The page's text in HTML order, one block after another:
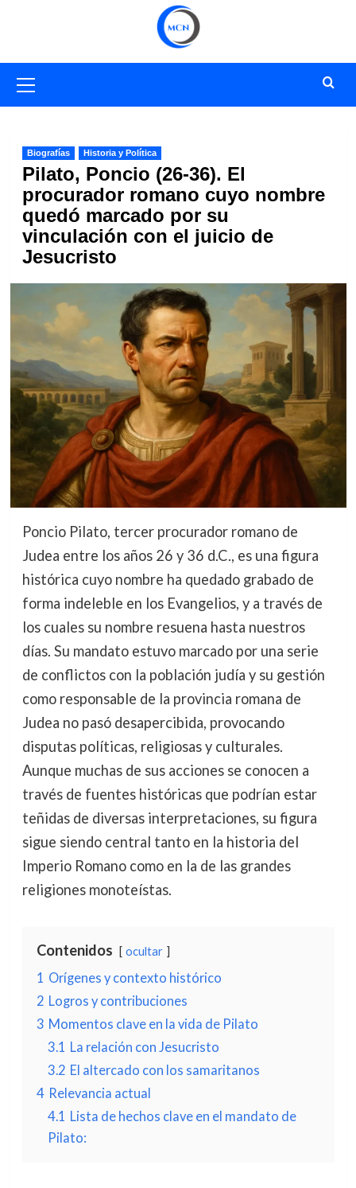
primario
Biografías Historia y Política
Pilato, Poncio (26-36). El
procurador romano cuyo nombre
quedó marcado por su
vinculación con el juicio de
Jesucristo
Poncio Pilato, tercer procurador romano de
Judea entre los años 26 y 36 d.C., es una figura
histórica cuyo nombre ha quedado grabado de
forma indeleble en los Evangelios, y a través de
los cuales su nombre resuena hasta nuestros
días. Su mandato estuvo marcado por una serie
de conflictos con la población judía y su gestión
como responsable de la provincia romana de
Judea no pasó desapercibida, provocando
disputas políticas, religiosas y culturales.
Aunque muchas de sus acciones se conocen a
través de fuentes históricas que podrían estar
teñidas de diversas interpretaciones, su figura
sigue siendo central tanto en la historia del
Imperio Romano como en la de las grandes
religiones monoteístas.
Contenidos ocultar
1 Orígenes y contexto histórico
2 Logros y contribuciones
3 Momentos clave en la vida de Pilato
3.1 La relación con Jesucristo
3.2 El altercado con los samaritanos
4 Relevancia actual
4.1 Lista de hechos clave en el mandato de
Pilato: